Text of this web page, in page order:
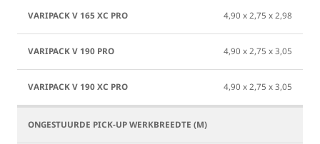
4,90 x 2,75 x 2,98
4,90 x 2,75 x 3,05
4,90 x 2,75 x 3,05